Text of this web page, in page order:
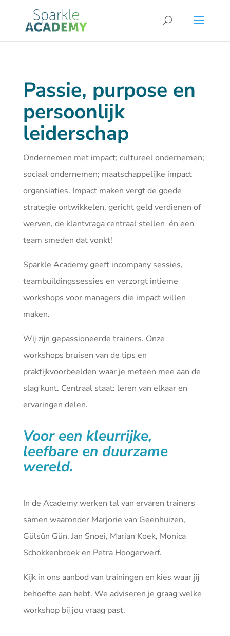
Passie, purpose en
persoonlijk
leiderschap
Ondernemen met impact; cultureel ondernemen;
sociaal ondernemen; maatschappelijke impact
organsiaties. Impact maken vergt de goede
strategie ontwikkelen, gericht geld verdienen of
werven, de klantvraga centraal stellen én een
team smeden dat vonkt!
Sparkle Academy geeft incompany sessies,
teambuildingssessies en verzorgt intieme
workshops voor managers die impact willen
maken.
Wij zijn gepassioneerde trainers. Onze
workshops bruisen van de tips en
praktijkvoorbeelden waar je meteen mee aan de
slag kunt. Centraal staat: leren van elkaar en
ervaringen delen.
Voor een kleurrijke,
leefbare en duurzame
wereld.
In de Academy werken tal van ervaren trainers
samen waaronder Marjorie van Geenhuizen,
Gülsün Gün, Jan Snoei, Marian Koek, Monica
Schokkenbroek en Petra Hoogerwerf.
Kijk in ons aanbod van trainingen en kies waar jij
behoefte aan hebt. We adviseren je graag welke
workshop bij jou vraag past.